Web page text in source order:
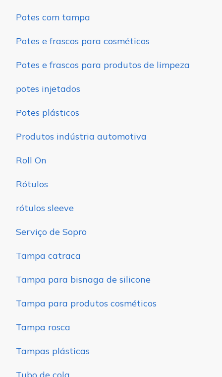
Potes com tampa
Potes e frascos para cosméticos
Potes e frascos para produtos de limpeza
potes injetados
Potes plásticos
Produtos indústria automotiva
Roll On
Rótulos
rótulos sleeve
Serviço de Sopro
Tampa catraca
Tampa para bisnaga de silicone
Tampa para produtos cosméticos
Tampa rosca
Tampas plásticas